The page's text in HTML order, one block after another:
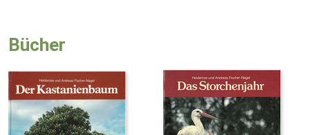
Bücher